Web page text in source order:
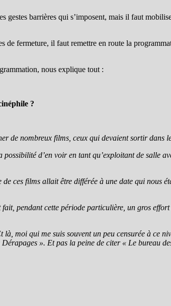
gestes barrières qui s’imposent, mais il faut
de fermeture, il faut remettre en route la
nous explique tout :
?
de nombreux films, ceux qui devaient sortir dans
d’en voir en tant qu’exploitant de salle
ces films allait être différée à une date qui nous
pendant cette période particulière, un gros
moi qui me suis souvent un peu censurée à ce
». Et pas la peine de citer « Le bureau